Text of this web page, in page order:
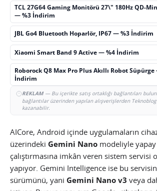
TCL 27G64 Gaming Monitörü 27\" 180Hz QD-
— %3 İndirim
JBL Go4 Bluetooth Hoparlör, IP67 — %3 İndirim
Xiaomi Smart Band 9 Active — %4 İndirim
Roborock Q8 Max Pro Plus Akıllı Robot
İndirim
REKLAM— Bu içerikte satış ortaklığı bağlantıları
bağlantılar üzerinden yapılan alışverişlerden
kazanabilir.
AICore, Android içinde uygulamaların
üzerindeki Gemini Nano modeliyle
çalıştırmasına imkân veren sistem servisi
yapıyor. Gemini Intelligence ise bu
sürümünü, yani Gemini Nano v3 veya